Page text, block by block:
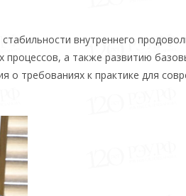
внутреннего
процессов, а также развитию
о требованиях к практике для